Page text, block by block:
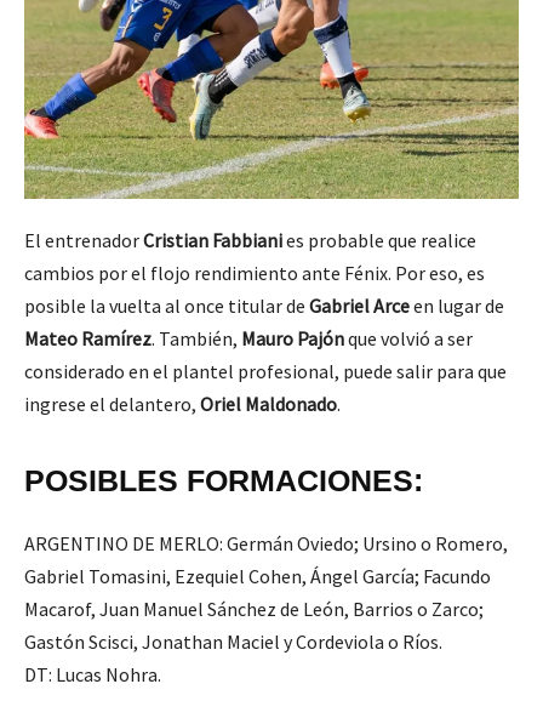
El entrenadorCristian Fabbianies probable que realice
cambios por el flojo rendimiento ante Fénix. Por eso, es
posible la vuelta al once titular de Gabriel Arceen lugar de
Mateo Ramírez. También, Mauro Pajónque volvió a ser
considerado en el plantel profesional, puede salir para que
ingrese el delantero, Oriel Maldonado.
POSIBLES FORMACIONES:
ARGENTINO DE MERLO: Germán Oviedo; Ursino o Romero,
Gabriel Tomasini, Ezequiel Cohen, Ángel García; Facundo
Macarof, Juan Manuel Sánchez de León, Barrios o Zarco;
Gastón Scisci, Jonathan Maciel y Cordeviola o Ríos.
DT: Lucas Nohra.